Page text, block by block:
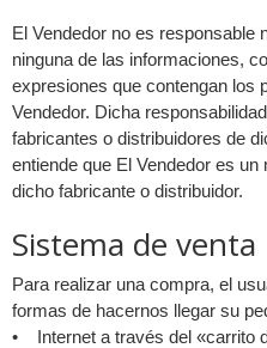
El Vendedor no es responsable
ninguna de las informaciones,
expresiones que contengan los
Vendedor. Dicha
fabricantes o distribuidores de
entiende que El Vendedor es
dicho fabricante o distribuidor.
Sistema de venta
Para realizar una compra, el
formas de hacernos llegar su
• Internet a través del «carrito